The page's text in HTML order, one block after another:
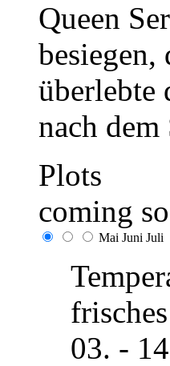
Queen
besiegen,
überlebte
nach dem
Plots
coming
Mai Juni Juli
03. -